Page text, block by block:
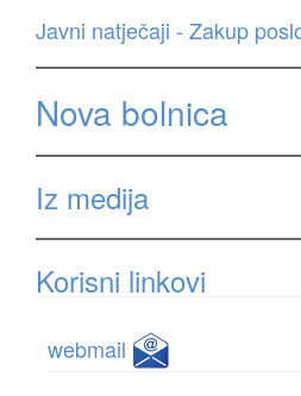
Javni natječaji - Zakup
Nova bolnica
Iz medija
Korisni linkovi
webmail